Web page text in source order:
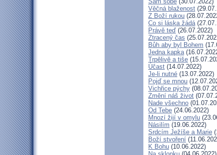
Věčná blaženost
Z Boží rukou
Co si láska žádá
Právě teď (26.07.2022)
Ztracený čas
Bůh aby byl Bohem
Jedna kapka
Trpělivě a tiše
Účast (14.07.2022)
Je-li nutné (13.07.2022)
Pojď se mnou
Vichřice pýchy
Změní náš život
Nade všechno
Od Tebe (24.06.2022)
Mnozí žijí v omylu
Násilím (19.06.2022)
Srdcím Ježíše a Marie
Boží stvoření
K Bohu (10.06.2022)